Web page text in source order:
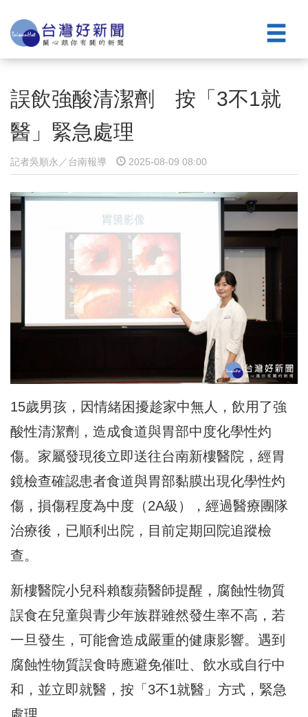
誤飲強酸清潔劑 按「3不1就
醫」緊急處理
記者吳順永／台南報導 2025-08-09 08:00
15歲男孩，因情緒困擾趁家中無人，飲用了強
酸性清潔劑，造成食道與胃部中度化學性灼
傷。家屬發現後立即送往台南新樓醫院，經胃
鏡檢查確認患者食道與胃部黏膜出現化學性灼
傷，損傷程度為中度（2A級），經過醫療團隊
治療後，已順利出院，目前定期回院追蹤檢
查。
新樓醫院小兒科賴馥蘋醫師提醒，腐蝕性物質
誤食在兒童與青少年族群雖然發生率不高，若
一旦發生，可能會造成嚴重的健康影響。遇到
腐蝕性物質誤食時應避免催吐、飲水或自行中
和，並立即就醫，按「3不1就醫」方式，緊急